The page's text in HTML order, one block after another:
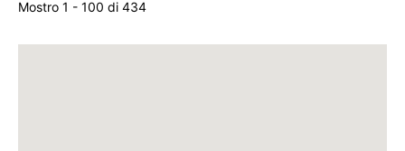
Mostro 1 - 100 di 434